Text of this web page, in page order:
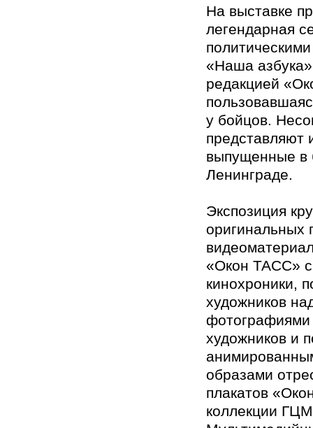
На выставке
легендарная
«Наша
редакцией
у бойцов.
представляют
выпущенные в
Ленинграде.
Экспозиция
оригинальных
«Окон ТАСС»
кинохроники,
художников
фотографиями
художников и
образами
плакатов
коллекции